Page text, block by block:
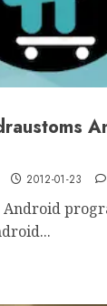
2012-01-23
Android